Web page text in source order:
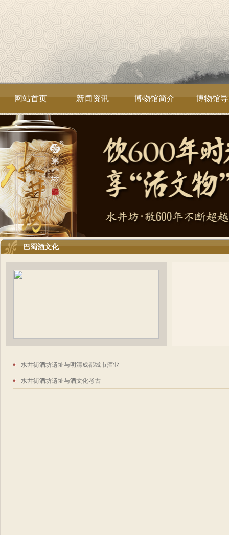
网站首页 新闻资讯 博物馆简介 博物馆
巴蜀酒文化
水井街酒坊遗址与明清成都城市酒业
水井街酒坊遗址与酒文化考古